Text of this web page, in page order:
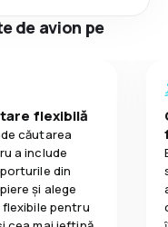
de avion pe
flexibilă
căutarea
a include
din
și alege
pentru